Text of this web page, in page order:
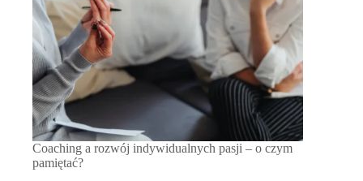
Coaching a rozwój indywidualnych pasji – o czym
pamiętać?